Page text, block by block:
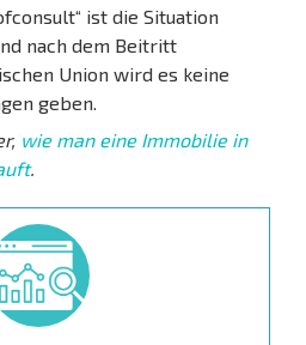
ist die Situation
nach dem Beitritt
Union wird es keine
geben.
wie man eine Immobilie in
.